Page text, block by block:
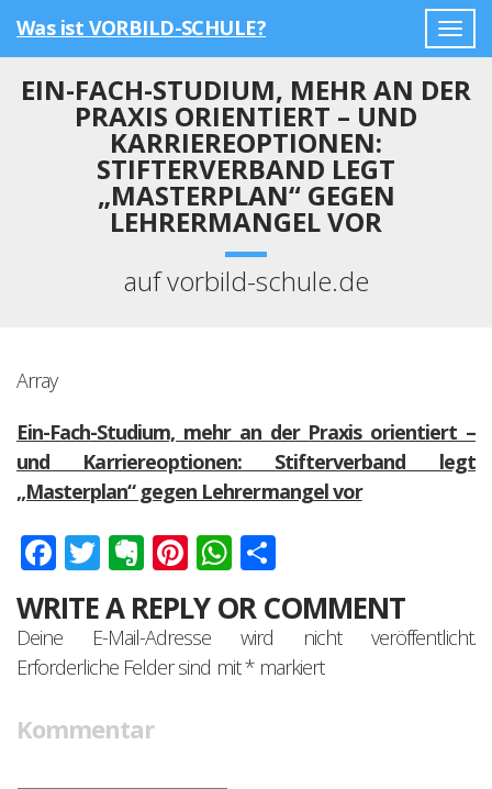
Was ist VORBILD-SCHULE?
EIN-FACH-STUDIUM, MEHR AN DER
PRAXIS ORIENTIERT – UND
KARRIEREOPTIONEN:
STIFTERVERBAND LEGT
„MASTERPLAN“ GEGEN
LEHRERMANGEL VOR
auf vorbild-schule.de
Array
Ein-Fach-Studium, mehr an der Praxis orientiert –
und Karriereoptionen: Stifterverband legt
„Masterplan“ gegen Lehrermangel vor
Facebook
Twitter
Evernote
Pinterest
WhatsApp
WRITE A REPLY OR COMMENT
Deine E-Mail-Adresse wird nicht veröffentlicht.
Erforderliche Felder sind mit*markiert
Kommentar